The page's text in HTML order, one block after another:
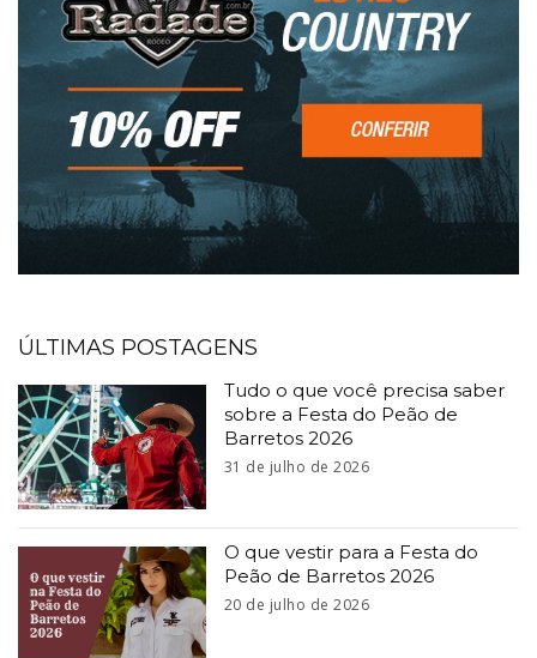
ÚLTIMAS POSTAGENS
Tudo o que você precisa saber
sobre a Festa do Peão de
Barretos 2026
31 de julho de 2026
O que vestir para a Festa do
Peão de Barretos 2026
20 de julho de 2026